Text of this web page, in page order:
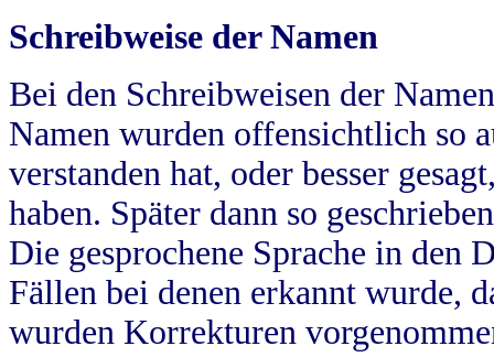
Schreibweise der Namen
Bei den Schreibweisen der
Namen wurden offensichtlich so
verstanden hat, oder besser
haben. Später dann so
Die gesprochene Sprache in
Fällen bei denen erkannt wurde,
wurden Korrekturen